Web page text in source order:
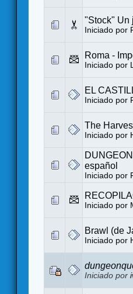
"Stock" Un
Iniciado por
Roma -
Iniciado por
EL
Iniciado por
The
Iniciado por
español
Iniciado por
Iniciado por
Brawl (de
Iniciado por
Iniciado por